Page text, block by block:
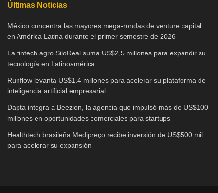
Últimas Noticias
México concentra las mayores mega-rondas de venture capital
en América Latina durante el primer semestre de 2026
La fintech agro SiloReal suma US$2,5 millones para expandir su
tecnología en Latinoamérica
Runflow levanta US$1.4 millones para acelerar su plataforma de
inteligencia artificial empresarial
Dapta integra a Beezion, la agencia que impulsó más de US$100
millones en oportunidades comerciales para startups
Healthtech brasileña Medipreço recibe inversión de US$500 mil
para acelerar su expansión